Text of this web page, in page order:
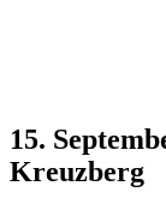
15.
Kreuzberg